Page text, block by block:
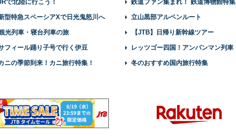
で北陸に行こう！ 鉄道ファン集まれ！ 鉄道博物館特集
型特急スペーシアXで日光鬼怒川へ 立山黒部アルペンルート
光列車・寝台列車の旅 【JTB】日帰り新幹線ツアー
フィール踊り子号で行く伊豆 レッツゴー四国！アンパンマン列車
ニの季節到来！カニ旅行特集！ 冬のおすすめ国内旅行特集